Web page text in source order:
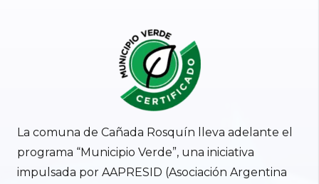
La comuna de Cañada Rosquín lleva adelante el
programa “Municipio Verde”, una iniciativa
impulsada por AAPRESID (Asociación Argentina